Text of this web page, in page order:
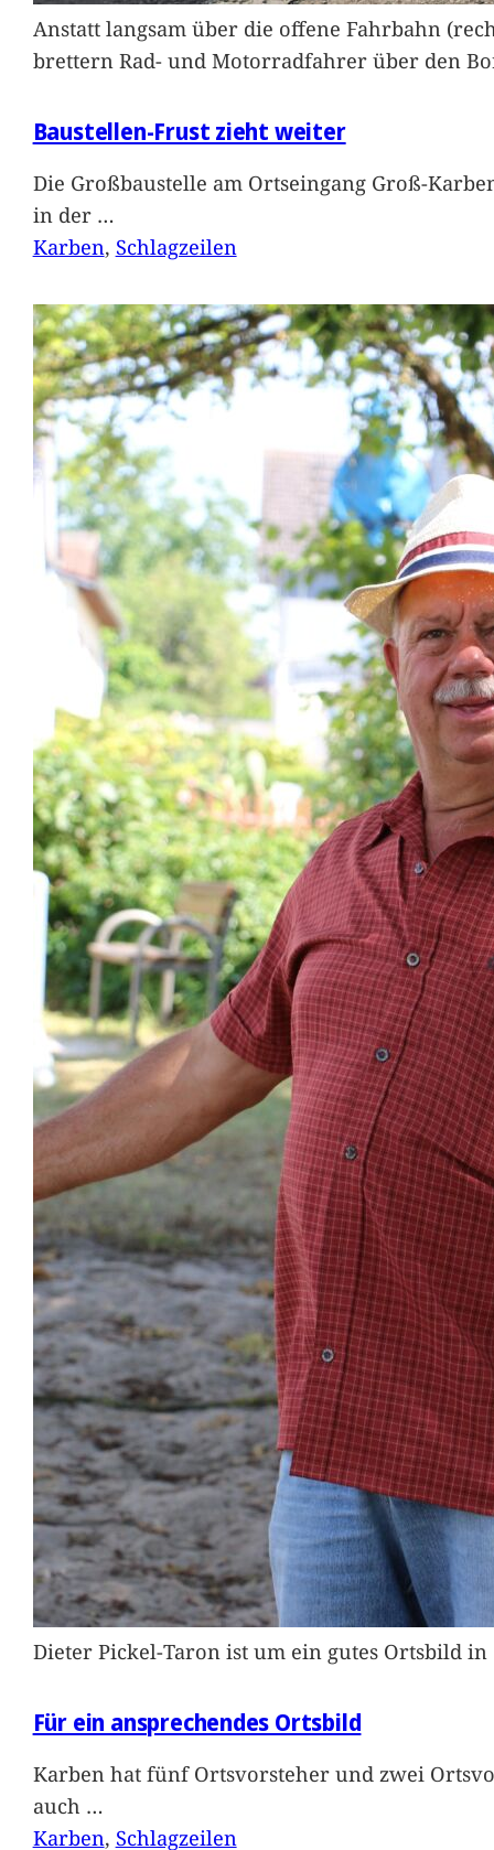
Anstatt langsam über die offene Fahrbahn
brettern Rad- und Motorradfahrer über den
Baustellen-Frust zieht weiter
Die Großbaustelle am Ortseingang Groß-
in der …
Karben, Schlagzeilen
Dieter Pickel-Taron ist um ein gutes Ortsbild
Für ein ansprechendes Ortsbild
Karben hat fünf Ortsvorsteher und zwei
auch …
Karben, Schlagzeilen